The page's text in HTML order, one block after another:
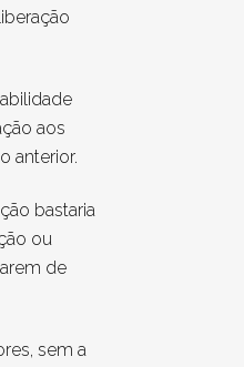
aos
anterior.
bastaria
ou
de
sem a